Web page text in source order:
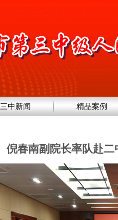
三中新闻 精品案例
倪春南副院长率队赴